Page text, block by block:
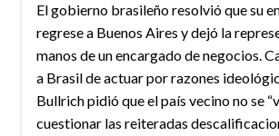
El gobierno brasileño resolvió que su
regrese a Buenos Aires y dejó la
manos de un encargado de negocios.
a Brasil de actuar por razones
Bullrich pidió que el país vecino no se
cuestionar las reiteradas